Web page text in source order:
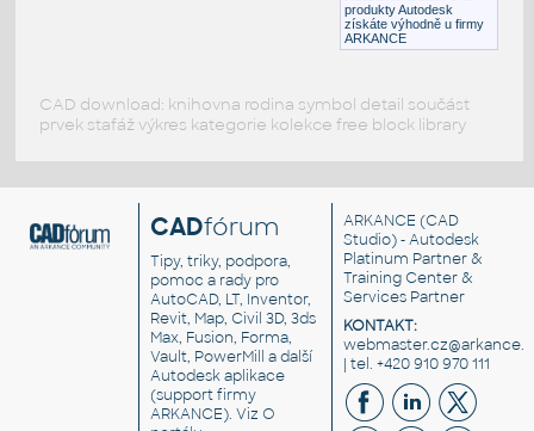
produkty Autodesk
získáte výhodně u firmy
ARKANCE
CAD download: knihovna rodina symbol detail součást
prvek stafáž výkres kategorie kolekce free block library
CADfórum
Tipy, triky, podpora,
pomoc a rady pro
AutoCAD, LT, Inventor,
Revit, Map, Civil 3D, 3ds
Max, Fusion, Forma,
Vault, PowerMill a další
Autodesk aplikace
(support firmy
ARKANCE). VizO
ARKANCE (CAD
Studio) - Autodesk
Platinum Partner &
Training Center &
Services Partner
KONTAKT:
| tel. +420 910 970 111